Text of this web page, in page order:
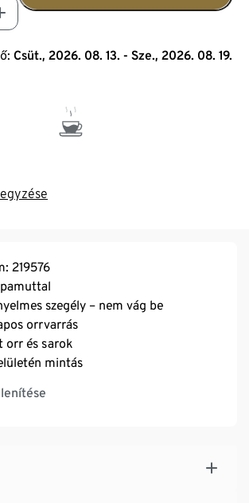
Csüt., 2026. 08. 13. - Sze., 2026. 08. 19.
219576
szegély – nem vág be
orrvarrás
orr és sarok
mintás
tökéletesen áll, rendkívül